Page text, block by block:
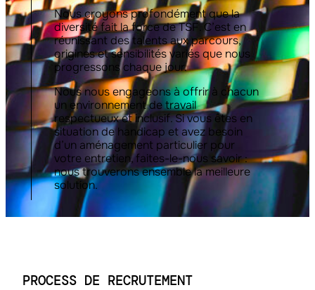
Nous croyons profondément que la
diversité fait la force de TSF. C’est en
réunissant des talents aux parcours,
origines et sensibilités variés que nous
progressons chaque jour.
Nous nous engageons à offrir à chacun
un environnement de travail
respectueux et inclusif. Si vous êtes en
situation de handicap et avez besoin
d’un aménagement particulier pour
votre entretien, faites-le-nous savoir :
nous trouverons ensemble la meilleure
solution.
PROCESS DE RECRUTEMENT